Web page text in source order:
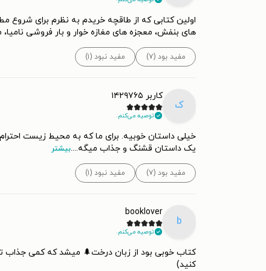
های بنفش، معجزه های مغازه خوار و بار فروشی نامیا،
مفید بود (۷) مفید نبود (۱)
ک
کاربر ۱۴۲۹۷۶۵
توصیه می‌کنم.
خیلی داستان خوبیه. برای ما که به محیط زیست
یک داستان قشنگ و جذاب میگه....بیشتر
مفید بود (۷) مفید نبود (۱)
b
booklover
توصیه می‌کنم.
کتاب خوبی بود از زبان درخت🌲 میشد که کمی جذاب تر
کنید)